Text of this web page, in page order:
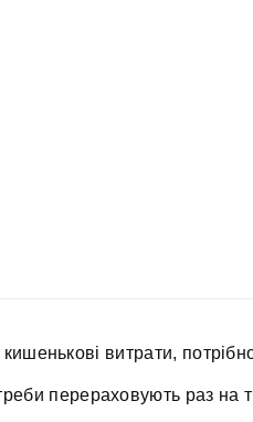
витрати,
перераховують раз на